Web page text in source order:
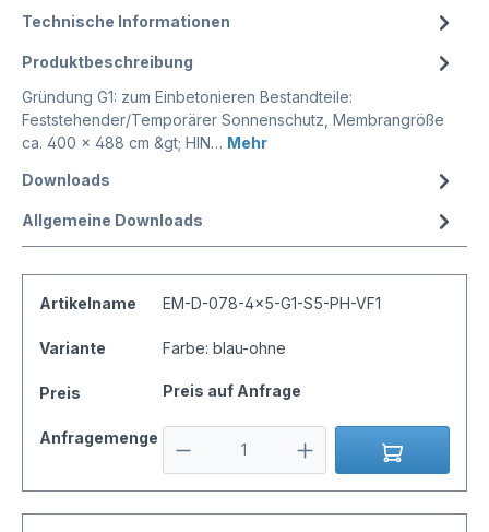
Technische Informationen
Produktbeschreibung
Gründung G1: zum Einbetonieren Bestandteile:
Feststehender/Temporärer Sonnenschutz, Membrangröße
ca. 400 x 488 cm &gt; HIN… Mehr
Downloads
Allgemeine Downloads
Artikelname EM-D-078-4x5-G1-S5-PH-VF1
Variante Farbe: blau-ohne
Preis Preis auf Anfrage
Anfragemenge